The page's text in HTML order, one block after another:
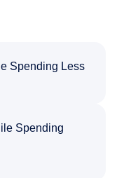
Spending Less
Spending